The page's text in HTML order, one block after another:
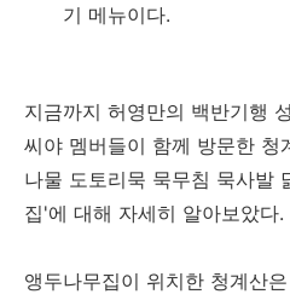
기 메뉴이다.
지금까지 허영만의 백반기행
씨야 멤버들이 함께 방문한 청
나물 도토리묵 묵무침 묵사발
집'에 대해 자세히 알아보았다.
앵두나무집이 위치한 청계산